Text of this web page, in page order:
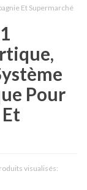
Et Supermarché
Pour
visualisés: